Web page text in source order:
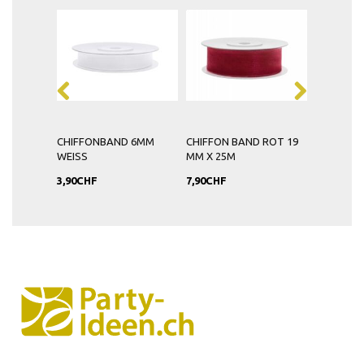
CHIFFONBAND 6MM
WEISS
3,90CHF
CHIFFON BAND ROT 19
MM X 25M
7,90CHF